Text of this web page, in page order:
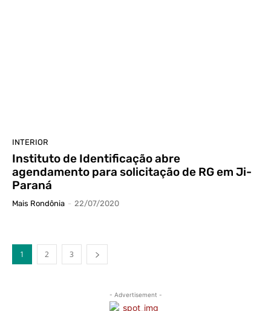
INTERIOR
Instituto de Identificação abre
agendamento para solicitação de RG em Ji-
Paraná
Mais Rondônia - 22/07/2020
1 2 3
- Advertisement -